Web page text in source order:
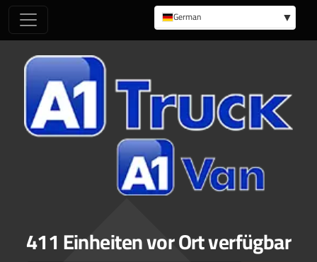
411 Einheiten vor Ort verfügbar
German
English